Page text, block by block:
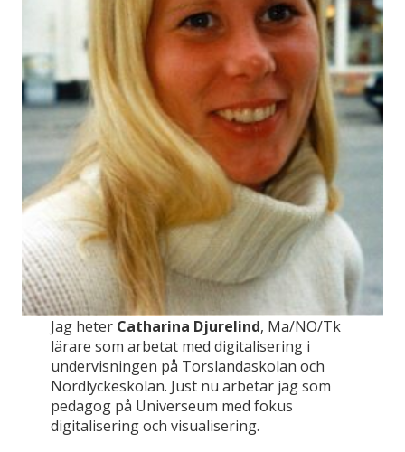
Jag heter Catharina Djurelind, Ma/NO/Tk
lärare som arbetat med digitalisering i
undervisningen på Torslandaskolan och
Nordlyckeskolan. Just nu arbetar jag som
pedagog på Universeum med fokus
digitalisering och visualisering.